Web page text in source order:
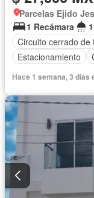
Parcelas Ejido
1 Recámara
Circuito cerrado de
Estacionamiento
Hace 1 semana, 3 días